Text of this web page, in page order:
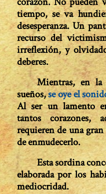
tiempo, se va
desesperanza. Un
recurso del
irreflexión, y
deberes.
Mientras, en
sueños,se oye el
Al ser un lamento
tantos corazones,
requieren de una
de enmude­cerlo.
Esta sordina
elaborada por los
mediocridad.